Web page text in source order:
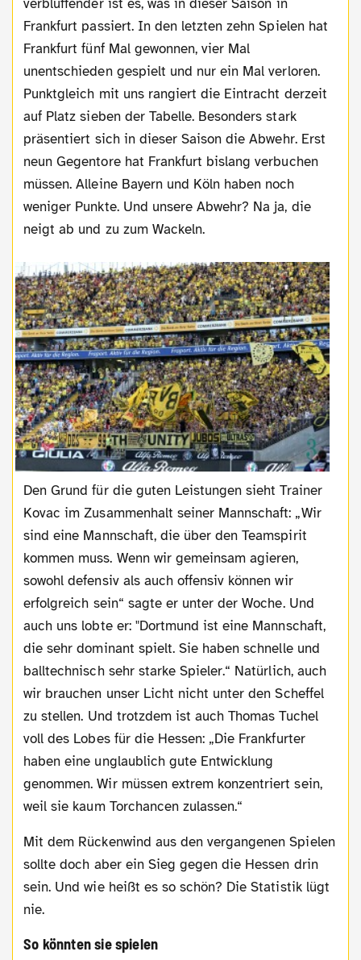
verblüffender ist es, was in dieser Saison in
Frankfurt passiert. In den letzten zehn Spielen hat
Frankfurt fünf Mal gewonnen, vier Mal
unentschieden gespielt und nur ein Mal verloren.
Punktgleich mit uns rangiert die Eintracht derzeit
auf Platz sieben der Tabelle. Besonders stark
präsentiert sich in dieser Saison die Abwehr. Erst
neun Gegentore hat Frankfurt bislang verbuchen
müssen. Alleine Bayern und Köln haben noch
weniger Punkte. Und unsere Abwehr? Na ja, die
neigt ab und zu zum Wackeln.
Den Grund für die guten Leistungen sieht Trainer
Kovac im Zusammenhalt seiner Mannschaft: „Wir
sind eine Mannschaft, die über den Teamspirit
kommen muss. Wenn wir gemeinsam agieren,
sowohl defensiv als auch offensiv können wir
erfolgreich sein“ sagte er unter der Woche. Und
auch uns lobte er: "Dortmund ist eine Mannschaft,
die sehr dominant spielt. Sie haben schnelle und
balltechnisch sehr starke Spieler.“ Natürlich, auch
wir brauchen unser Licht nicht unter den Scheffel
zu stellen. Und trotzdem ist auch Thomas Tuchel
voll des Lobes für die Hessen: „Die Frankfurter
haben eine unglaublich gute Entwicklung
genommen. Wir müssen extrem konzentriert sein,
weil sie kaum Torchancen zulassen.“
Mit dem Rückenwind aus den vergangenen Spielen
sollte doch aber ein Sieg gegen die Hessen drin
sein. Und wie heißt es so schön? Die Statistik lügt
nie.
So könnten sie spielen